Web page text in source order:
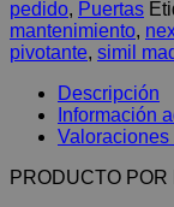
pedido, Puertas
mantenimiento,
pivotante, simil
Descripción
Información
Valoraciones
PRODUCTO